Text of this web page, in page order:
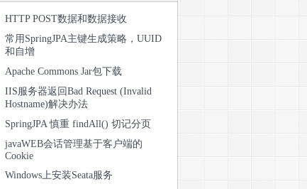
HTTP POST数据和数据接收
常用SpringJPA主键生成策略，UUID
和自增
Apache Commons Jar包下载
IIS服务器返回Bad Request (Invalid
Hostname)解决办法
SpringJPA 慎重 findAll() 切记分页
javaWEB会话管理基于客户端的
Cookie
Windows上安装Seata服务